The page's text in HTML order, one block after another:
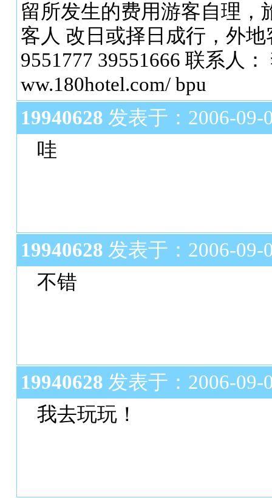
留所发生的费用游客自理，
客人 改日或择日成行，外
9551777 39551666 联系人
ww.180hotel.com/ bpu
19940628 发表于：2006-09-
哇
19940628 发表于：2006-09-
不错
19940628 发表于：2006-09-
我去玩玩！